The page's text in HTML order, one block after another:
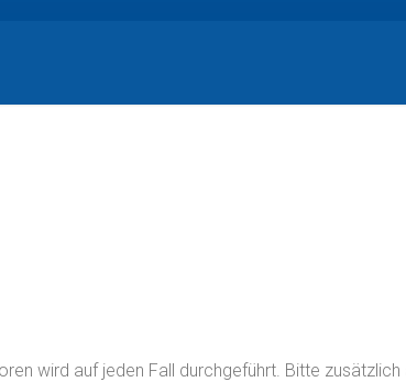
wird auf jeden Fall durchgeführt. Bitte